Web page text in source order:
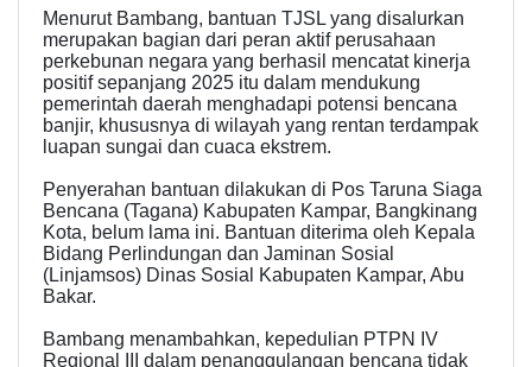
Menurut Bambang, bantuan TJSL yang disalurkan
merupakan bagian dari peran aktif perusahaan
perkebunan negara yang berhasil mencatat kinerja
positif sepanjang 2025 itu dalam mendukung
pemerintah daerah menghadapi potensi bencana
banjir, khususnya di wilayah yang rentan terdampak
luapan sungai dan cuaca ekstrem.
Penyerahan bantuan dilakukan di Pos Taruna Siaga
Bencana (Tagana) Kabupaten Kampar, Bangkinang
Kota, belum lama ini. Bantuan diterima oleh Kepala
Bidang Perlindungan dan Jaminan Sosial
(Linjamsos) Dinas Sosial Kabupaten Kampar, Abu
Bakar.
Bambang menambahkan, kepedulian PTPN IV
Regional III dalam penanggulangan bencana tidak